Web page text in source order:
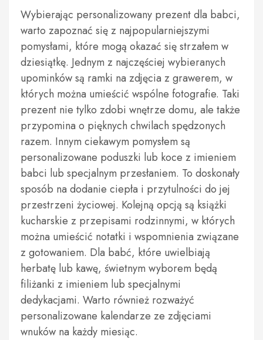
Wybierając personalizowany prezent dla babci,
warto zapoznać się z najpopularniejszymi
pomysłami, które mogą okazać się strzałem w
dziesiątkę. Jednym z najczęściej wybieranych
upominków są ramki na zdjęcia z grawerem, w
których można umieścić wspólne fotografie. Taki
prezent nie tylko zdobi wnętrze domu, ale także
przypomina o pięknych chwilach spędzonych
razem. Innym ciekawym pomysłem są
personalizowane poduszki lub koce z imieniem
babci lub specjalnym przesłaniem. To doskonały
sposób na dodanie ciepła i przytulności do jej
przestrzeni życiowej. Kolejną opcją są książki
kucharskie z przepisami rodzinnymi, w których
można umieścić notatki i wspomnienia związane
z gotowaniem. Dla babć, które uwielbiają
herbatę lub kawę, świetnym wyborem będą
filiżanki z imieniem lub specjalnymi
dedykacjami. Warto również rozważyć
personalizowane kalendarze ze zdjęciami
wnuków na każdy miesiąc.